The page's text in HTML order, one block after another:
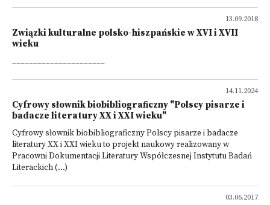
13.09.2018
Związki kulturalne polsko-hiszpańskie w XVI i XVII
wieku
______________________
14.11.2024
Cyfrowy słownik biobibliograficzny "Polscy pisarze i
badacze literatury XX i XXI wieku"
Cyfrowy słownik biobibliograficzny Polscy pisarze i badacze
literatury XX i XXI wieku to projekt naukowy realizowany w
Pracowni Dokumentacji Literatury Współczesnej Instytutu Badań
Literackich (...)
03.06.2017